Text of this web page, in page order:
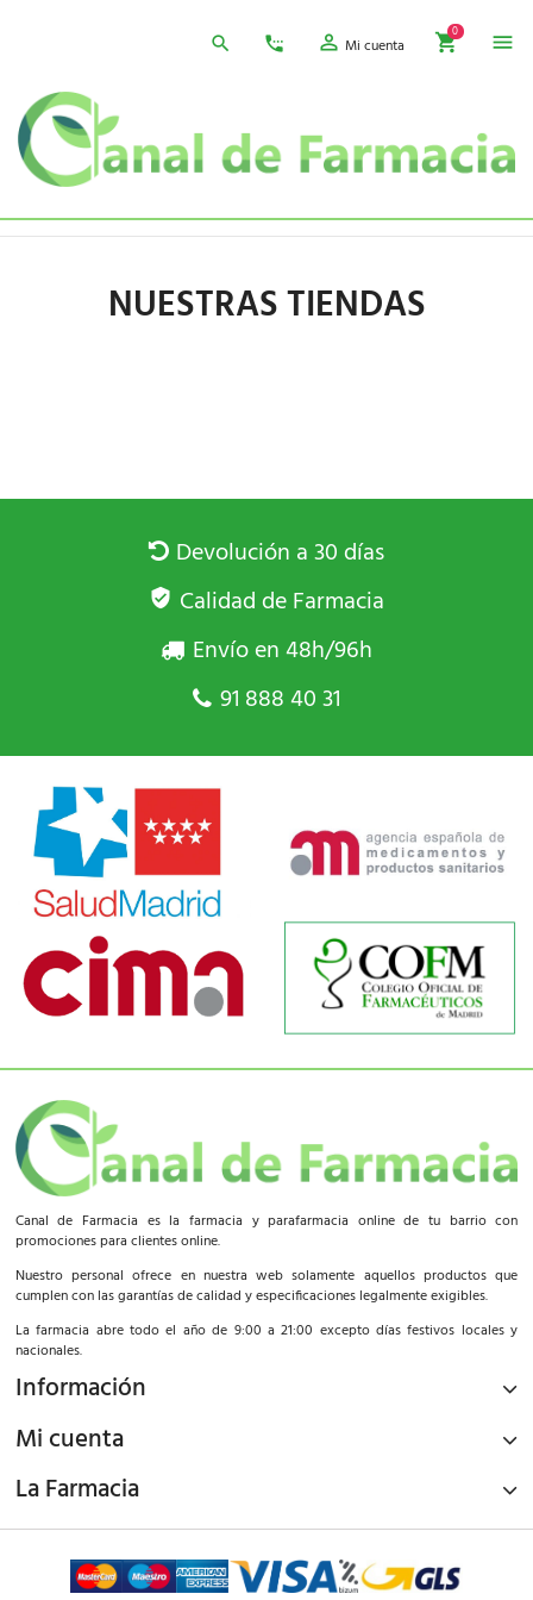
Mi cuenta
0
NUESTRAS TIENDAS
Devolución a 30 días
Calidad de Farmacia
Envío en 48h/96h
91 888 40 31
Canal de Farmacia es la farmacia y parafarmacia online de tu barrio con
promociones para clientes online.
Nuestro personal ofrece en nuestra web solamente aquellos productos que
cumplen con las garantías de calidad y especificaciones legalmente exigibles.
La farmacia abre todo el año de 9:00 a 21:00 excepto días festivos locales y
nacionales.
Información
Mi cuenta
La Farmacia